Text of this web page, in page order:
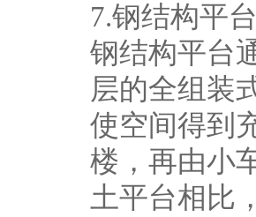
7.钢结构平
钢结构平台
层的全组装
使空间得到
楼，再由小
土平台相比